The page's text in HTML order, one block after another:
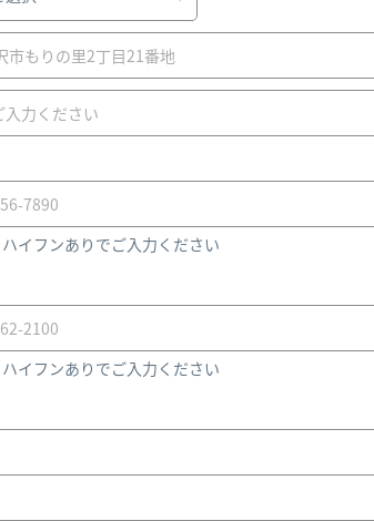
イフンありでご入力ください
イフンありでご入力ください